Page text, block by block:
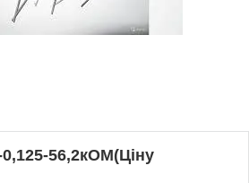
56,2кОМ(Ціну